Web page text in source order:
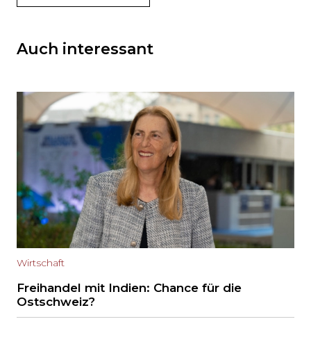
Auch interessant
Wirtschaft
Freihandel mit Indien: Chance für die
Ostschweiz?